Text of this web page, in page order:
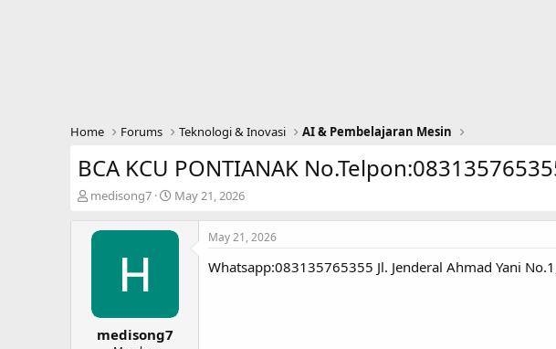
Home Forums Teknologi & Inovasi AI & Pembelajaran Mesin
BCA KCU PONTIANAK
T
e
t
medisong7
S
a
r
t
May 21, 2026
medisong7
May 21, 2026
Whatsapp:083135765355 Jl. Jenderal Ahmad Yani